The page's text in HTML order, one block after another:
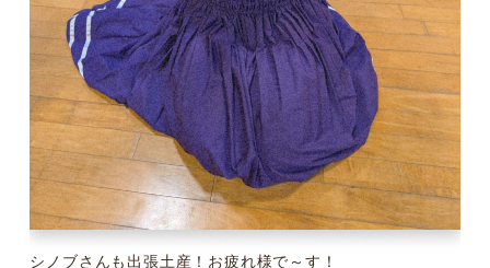
シノブさんも出張土産！お疲れ様で～す！